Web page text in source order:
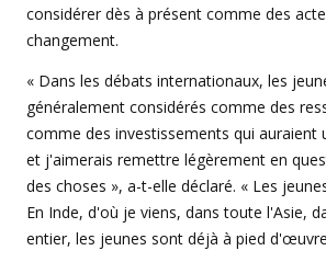
considérer dès à présent comme des
changement.
« Dans les débats internationaux, les
généralement considérés comme des
comme des investissements qui auraient
et j'aimerais remettre légèrement en
des choses », a-t-elle déclaré. « Les
En Inde, d'où je viens, dans toute l'Asie,
entier, les jeunes sont déjà à pied